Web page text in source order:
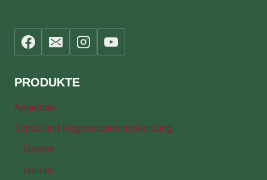
PRODUKTE
Angebote
Schlaf-und Regenerationsbekleidung
Damen
Herren